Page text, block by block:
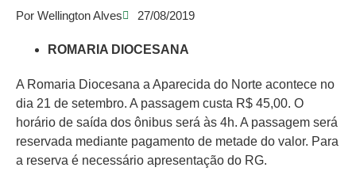
Por Wellington Alves 27/08/2019
ROMARIA DIOCESANA
A Romaria Diocesana a Aparecida do Norte acontece no
dia 21 de setembro. A passagem custa R$ 45,00. O
horário de saída dos ônibus será às 4h. A passagem será
reservada mediante pagamento de metade do valor. Para
a reserva é necessário apresentação do RG.